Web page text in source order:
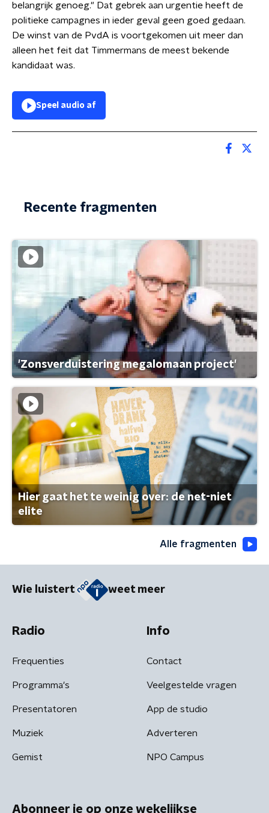
belangrijk genoeg." Dat gebrek aan urgentie heeft de
politieke campagnes in ieder geval geen goed gedaan.
De winst van de PvdA is voortgekomen uit meer dan
alleen het feit dat Timmermans de meest bekende
kandidaat was.
Speel audio af
Recente fragmenten
'Zonsverduistering megalomaan project'
Hier gaat het te weinig over: de net-niet
elite
Alle fragmenten
Wie luistert weet meer
Radio
Frequenties
Programma's
Presentatoren
Muziek
Gemist
Info
Contact
Veelgestelde vragen
App de studio
Adverteren
NPO Campus
Abonneer je op onze wekelijkse